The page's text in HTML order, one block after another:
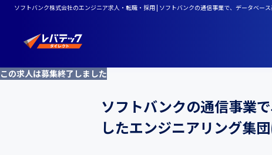
ソフトバンク株式会社のエンジニア求人・転職・採用 | ソフトバンクの通信事業で、データベ
この求人は募集終了しました
ソフトバンクの通信事業
したエンジニアリング集